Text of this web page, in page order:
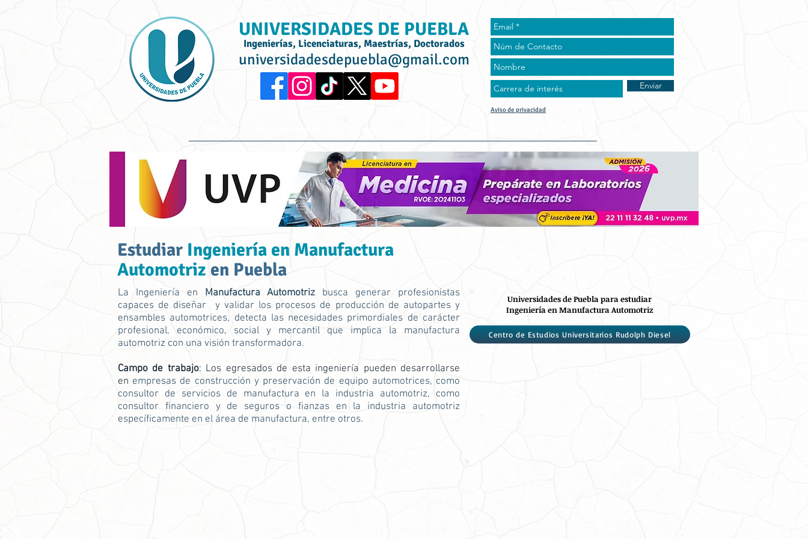
UNIVERSIDADES DE PUEBLA
Ingenierías, Licenciaturas, Maestrías, Doctorados
universidadesdepuebla@gmail.com
Enviar
Aviso de privacidad
Estudiar Ingeniería en Manufactura
Automotriz en Puebla
La Ingeniería en Manufactura Automotriz
busca generar profesionistas
capaces de diseñar y validar los procesos de producción de autopartes y
ensambles automotrices, detecta las necesidades primordiales de carácter
profesional, económico, social y mercantil que implica la manufactura
automotriz con una visión transformadora.
Campo de trabajo: Los egresados de esta ingeniería pueden desarrollarse
en empresas de construcción y preservación de equipo automotrices, como
consultor de servicios de manufactura en la industria automotriz, como
consultor financiero y de seguros o fianzas en la industria automotriz
específicamente en el área de manufactura, entre otros.
Universidades de Puebla para estudiar
Ingeniería en Manufactura Automotriz
Centro de Estudios Universitarios Rudolph Diesel